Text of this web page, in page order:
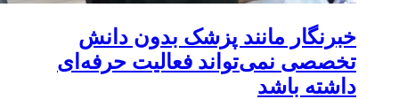
خبرنگار مانند پزشک بدون دانش
تخصصی نمی‌تواند فعالیت حرفه‌ای
داشته باشد